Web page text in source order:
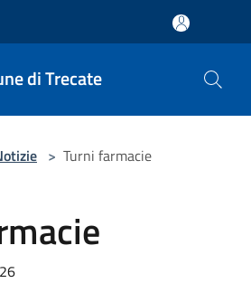
di Trecate
> Turni farmacie